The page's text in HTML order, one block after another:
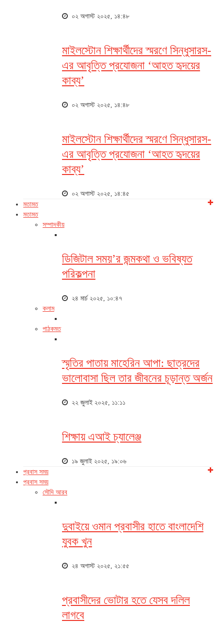
০২ অগাস্ট ২০২৫, ১৪:৪৮
মাইলস্টোন শিক্ষার্থীদের স্মরণে সিন্ধুসারস-
এর আবৃত্তি প্রযোজনা ‘আহত হৃদয়ের
কাব্য’
০২ অগাস্ট ২০২৫, ১৪:৪৮
মাইলস্টোন শিক্ষার্থীদের স্মরণে সিন্ধুসারস-
এর আবৃত্তি প্রযোজনা ‘আহত হৃদয়ের
কাব্য’
০২ অগাস্ট ২০২৫, ১৪:৪৫
মতামত
মতামত
সম্পাদকীয়
ডিজিটাল সময়’র জন্মকথা ও ভবিষ্যত
পরিকল্পনা
২৪ মার্চ ২০২৫, ১০:৪৭
কলাম
পাঠকমত
স্মৃতির পাতায় মাহেরিন আপা: ছাত্রদের
ভালোবাসা ছিল তার জীবনের চূড়ান্ত অর্জন
২২ জুলাই ২০২৫, ১১:১১
শিক্ষায় এআই চ্যালেঞ্জ
১৯ জুলাই ২০২৫, ১৯:০৬
প্রবাস সময়
প্রবাস সময়
সৌদি আরব
দুবাইয়ে ওমান প্রবাসীর হাতে বাংলাদেশি
যুবক খুন
২৪ অগাস্ট ২০২৫, ২১:৫৫
প্রবাসীদের ভোটার হতে যেসব দলিল
লাগবে